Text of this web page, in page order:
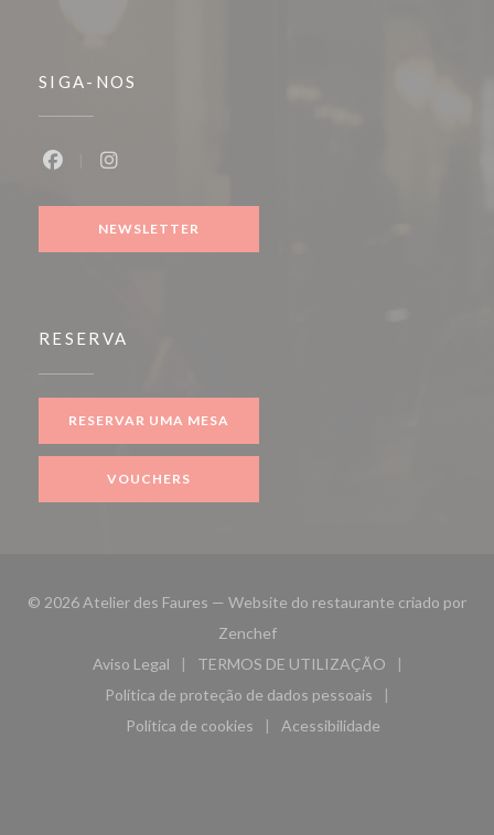
SIGA-NOS
NEWSLETTER
RESERVA
RESERVAR UMA MESA
VOUCHERS
© 2026 Atelier des Faures — Website do restaurante criado por
Zenchef((abre numa nova janela))
Aviso Legal
((abre numa nova janela))
TERMOS DE UTILIZAÇÃO
((abre numa nova janela))
Política de proteção de dados pessoais
((abre numa nova janela))
Política de cookies
((abre numa nova janela))
Acessibilidade